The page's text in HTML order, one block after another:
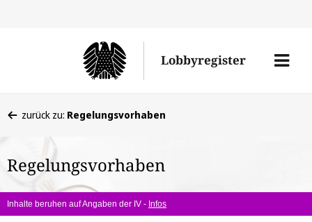
Lobbyregister
Menü
befinden
hier:
zurück zu: Regelungsvorhaben
Regelungsvorhaben
Inhalte beruhen auf Angaben der IV - Infos